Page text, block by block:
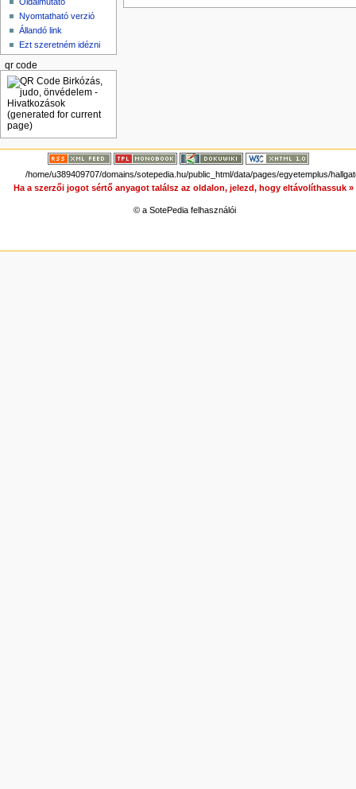
Nyomtatható verzió
Állandó link
Ezt szeretném idézni
qr code
/home/u389409707/domains/sotepedia.hu/public_html/data/pages/egyetemplus/
Ha a szerzői jogot sértő anyagot találsz az oldalon, jelezd, hogy eltávolíthassuk »
© a SotePedia felhasználói